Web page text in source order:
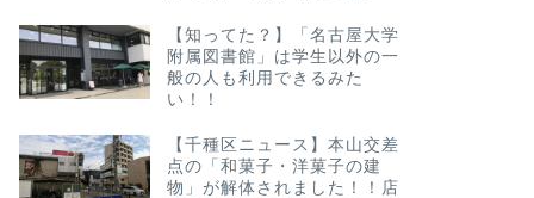
【知ってた？】「名古屋大学
附属図書館」は学生以外の一
般の人も利用できるみた
い！！
【千種区ニュース】本山交差
点の「和菓子・洋菓子の建
物」が解体されました！！店